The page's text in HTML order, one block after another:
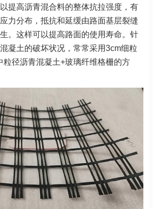
提高沥青混合料的整体抗拉强度，有
力分布，抵抗和延缓由路面基层裂缝
。这样可以提高路面的使用寿命。针
凝土的破坏状况，常常采用3cm细粒
粒径沥青混凝土+玻璃纤维格栅的方